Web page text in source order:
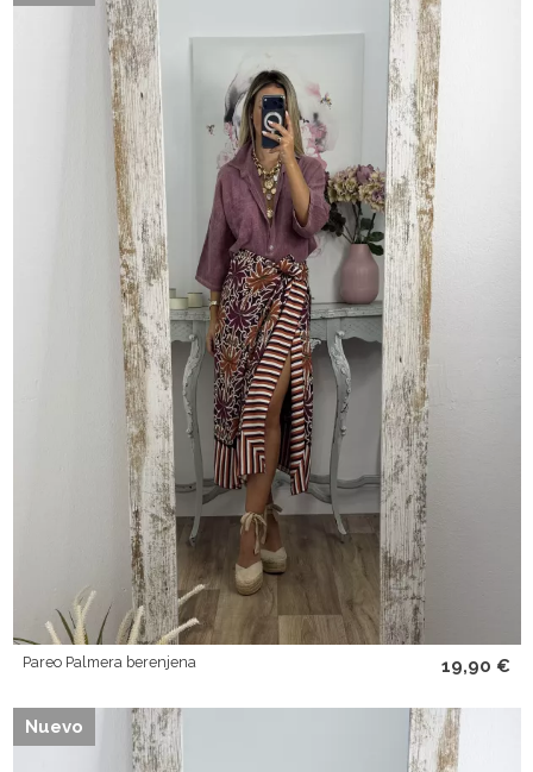
Pareo Palmera berenjena 19,90 €
Nuevo